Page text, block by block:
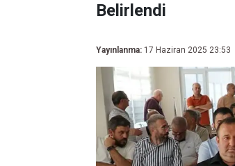
Belirlendi
Yayınlanma: 17 Haziran 2025 23:53